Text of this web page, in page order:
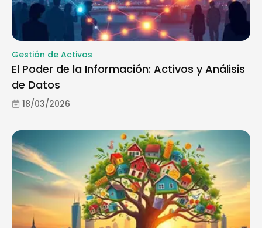
Gestión de Activos
El Poder de la Información: Activos y Análisis
de Datos
18/03/2026